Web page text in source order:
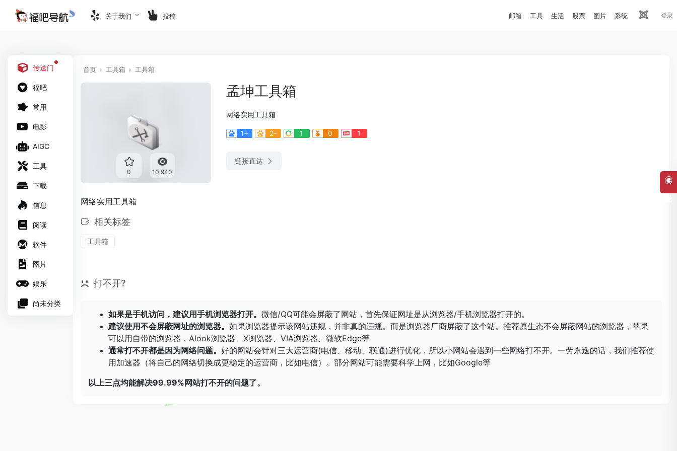
关于我们 投稿 邮箱 工具 生活 股票 图片 系统 登录
传送门
福吧
常用
电影
AIGC
工具
下载
信息
阅读
软件
图片
娱乐
尚未分类
首页 工具箱 工具箱
0 10,940
孟坤工具箱
网络实用工具箱
1+ 2- 1 0 1
链接直达
网络实用工具箱
相关标签
工具箱
打不开?
如果是手机访问，建议用手机浏览器打开。 微信/QQ可能会屏蔽了网站，首先保证网址是从浏览器/手机浏览器打开的。
建议使用不会屏蔽网址的浏览器。 如果浏览器提示该网站违规，并非真的违规。而是浏览器厂商屏蔽了这个站。推荐原生态不会屏蔽网站的浏览器，苹果
可以用自带的浏览器， Alook浏览器 X浏览器 VIA浏览器 微软Edge等
通常打不开都是因为网络问题。 好的网站会针对三大运营商(电信、移动、联通)进行优化，所以小网站会遇到一些网络打不开。一劳永逸的话，我们推荐使
用加速器（将自己的网络切换成更稳定的运营商，比如电信）。部分网站可能需要科学上网，比如Google等
以上三点均能解决99.99%网站打不开的问题了。